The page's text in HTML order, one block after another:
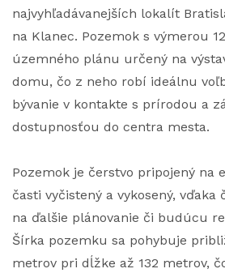
najvyhľadávanejších lokalít
na Klanec. Pozemok s výmerou
územného plánu určený na
domu, čo z neho robí ideálnu
bývanie v kontakte s prírodou a
dostupnosťou do centra mesta.
Pozemok je čerstvo pripojený na
časti vyčistený a vykosený,
na ďalšie plánovanie či budúcu
Šírka pozemku sa pohybuje
metrov pri dĺžke až 132 metrov,